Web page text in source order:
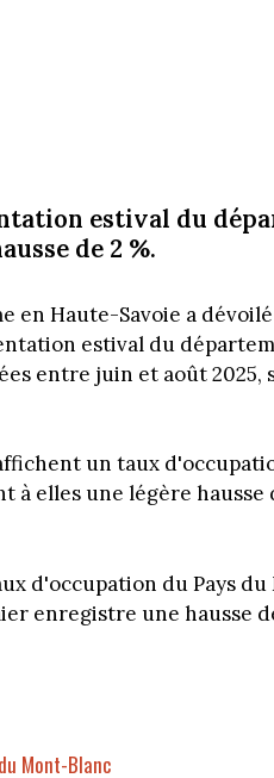
estival du
de 2 %.
en Haute-Savoie a
estival du
entre juin et août 2025,
un taux
elles une légère hausse
d'occupation du Pays
enregistre une hausse
Mont-Blanc